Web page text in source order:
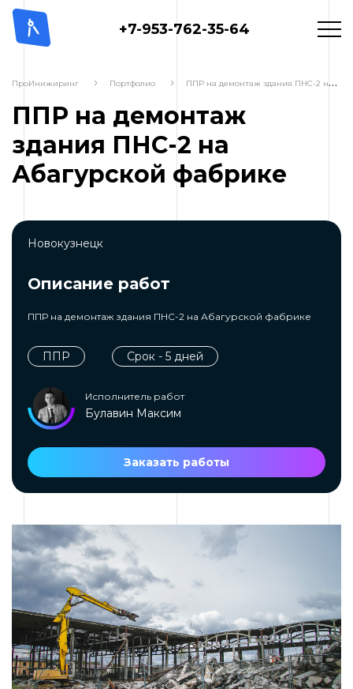
+7-953-762-35-64
ПроИнижиринг Портфолио П
ПР на демонтаж здания ПНС-2 на Абагурской фабрике
ППР на демонтаж
здания ПНС-2 на
Абагурской фабрике
Новокузнецк
Описание работ
ППР на демонтаж здания ПНС-2 на Абагурской фабрике
ППР Срок - 5 дней
Исполнитель работ
Булавин Максим
Заказать работы